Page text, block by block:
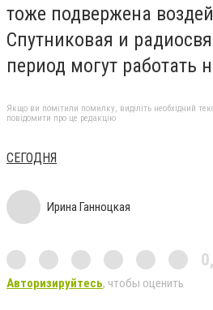
тоже подвержена
Спутниковая и
период могут работать
Якщо ви помітили помилку, виділіть необхідний
повідомити про це редакцію
СЕГОДНЯ
Ирина Ганноцкая
Авторизируйтесь, чтобы оценить